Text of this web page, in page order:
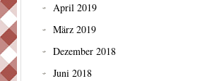
April 2019
März 2019
Dezember 2018
Juni 2018